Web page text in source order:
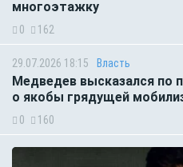
многоэтажку
0 162
29.07.2026 18:15 Власть
Медведев высказался по
о якобы грядущей
0 160